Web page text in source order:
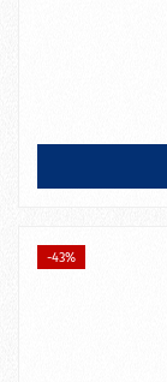
-43%